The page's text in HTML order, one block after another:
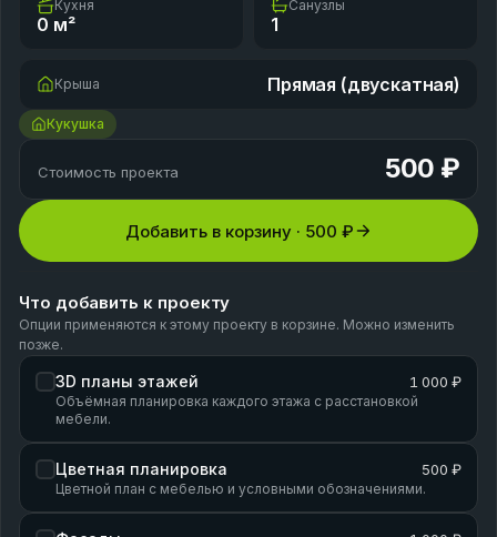
Кухня
0 м²
Санузлы
1
Крыша Прямая (двускатная)
Кукушка
Стоимость проекта 500 ₽
Добавить в корзину · 500 ₽
Что добавить к проекту
Опции применяются к этому проекту в корзине. Можно изменить
позже.
3D планы этажей 1 000 ₽
Объёмная планировка каждого этажа с расстановкой
мебели.
Цветная планировка 500 ₽
Цветной план с мебелью и условными обозначениями.